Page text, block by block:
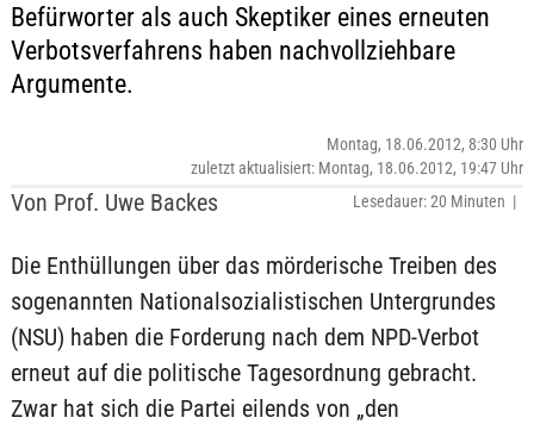
Befürworter als auch Skeptiker eines erneuten
Verbotsverfahrens haben nachvollziehbare
Argumente.
Von Prof. Uwe Backes
Montag, 18.06.2012, 8:30 Uhr
zuletzt aktualisiert: Montag, 18.06.2012, 19:47 Uhr
Lesedauer: 20 Minuten |
Die Enthüllungen über das mörderische Treiben des
sogenannten Nationalsozialistischen Untergrundes
(NSU) haben die Forderung nach dem NPD-Verbot
erneut auf die politische Tagesordnung gebracht.
Zwar hat sich die Partei eilends von „den